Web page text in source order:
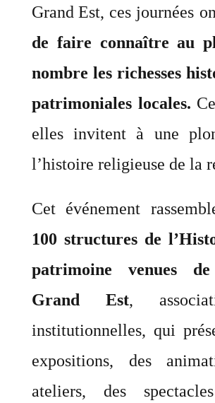
Grand Est, ces journées
de faire connaître au
nombre les richesses
patrimoniales locales.
elles invitent à une
l’histoire religieuse de la
Cet événement
100 structures de
patrimoine venues
Grand Est,
institutionnelles, qui
expositions, des
ateliers, des